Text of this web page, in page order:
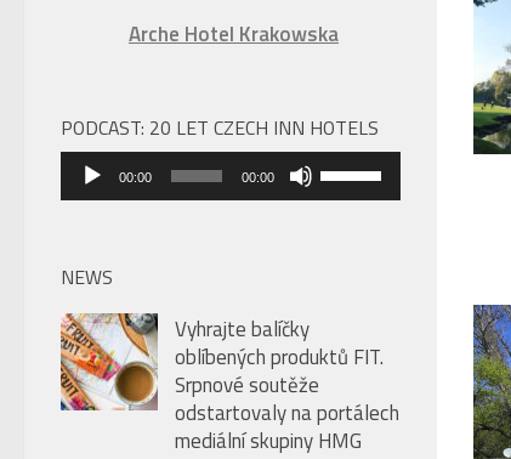
Arche Hotel Krakowska
PODCAST: 20 LET CZECH INN HOTELS
Audio
přehrávač
00:00 00:00
Použitím
šipek
úroveň
NEWS
Vyhrajte balíčky
oblíbených produktů FIT.
Srpnové soutěže
odstartovaly na portálech
mediální skupiny HMG